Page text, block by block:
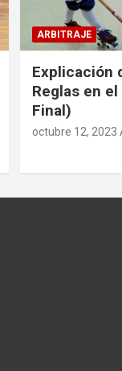
ARBITRAJE
Explicación
Reglas en
Final)
octubre 12, 2023